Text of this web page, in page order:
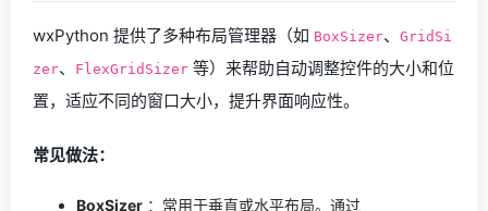
wxPython 提供了多种布局管理器（如 BoxSizer、
GridSi
zer、 FlexGridSizer 等）来帮助自动调整控件的大小和位
置，适应不同的窗口大小，提升界面响应性。
常见做法：
BoxSizer ：常用于垂直或水平布局。通过